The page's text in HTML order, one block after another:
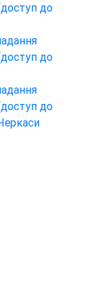
до
до
до